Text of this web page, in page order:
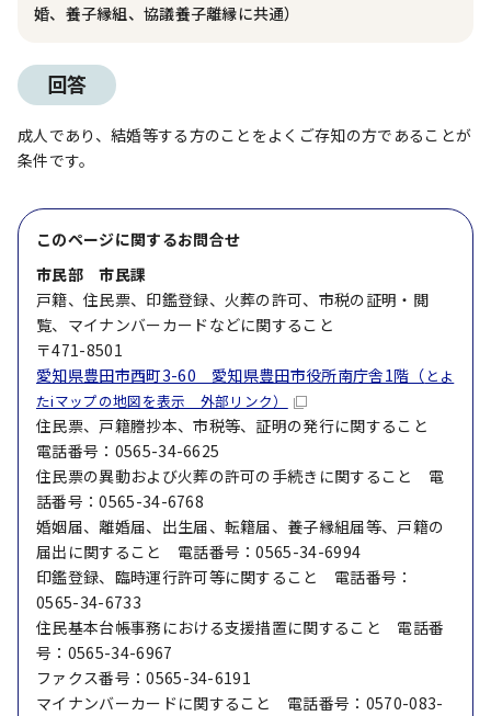
婚、養子縁組、協議養子離縁に共通）
回答
成人であり、結婚等する方のことをよくご存知の方であることが
条件です。
このページに関するお問合せ
市民部 市民課
戸籍、住民票、印鑑登録、火葬の許可、市税の証明・閲
覧、マイナンバーカードなどに関すること
〒471-8501
愛知県豊田市西町3-60 愛知県豊田市役所南庁舎1階（ とよ
たiマップの地図を表示 外部リンク）
住民票、戸籍謄抄本、市税等、証明の発行に関すること
電話番号：0565-34-6625
住民票の異動および火葬の許可の手続きに関すること 電
話番号：0565-34-6768
婚姻届、離婚届、出生届、転籍届、養子縁組届等、戸籍の
届出に関すること 電話番号：0565-34-6994
印鑑登録、臨時運行許可等に関すること 電話番号：
0565-34-6733
住民基本台帳事務における支援措置に関すること 電話番
号：0565-34-6967
ファクス番号：0565-34-6191
マイナンバーカードに関すること 電話番号：0570-083-